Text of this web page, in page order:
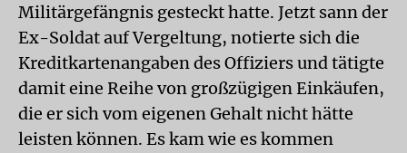
Militärgefängnis gesteckt hatte. Jetzt sann der
Ex-Soldat auf Vergeltung, notierte sich die
Kreditkartenangaben des Offiziers und tätigte
damit eine Reihe von großzügigen Einkäufen,
die er sich vom eigenen Gehalt nicht hätte
leisten können. Es kam wie es kommen